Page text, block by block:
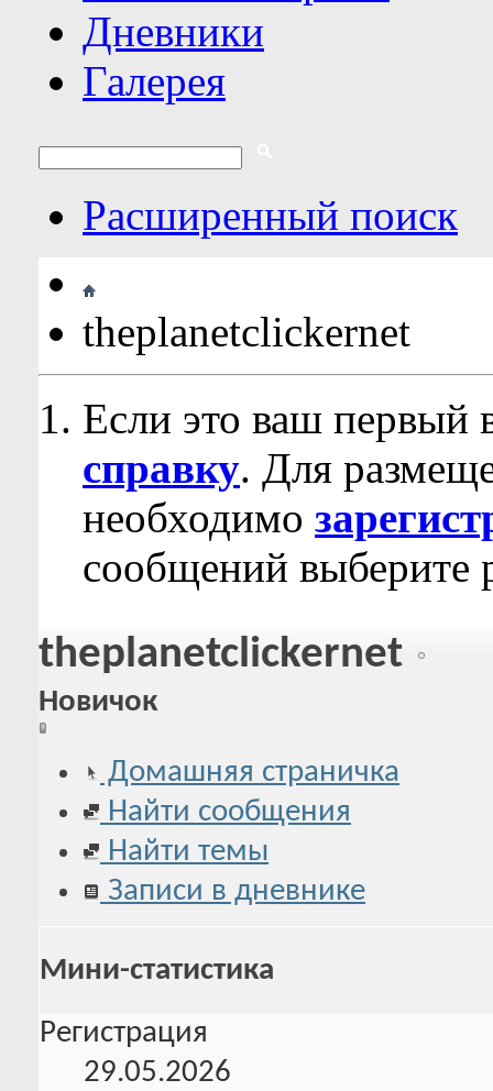
Дневники
Галерея
Расширенный поиск
theplanetclickernet
Если это ваш первый
справку. Для
необходимо
сообщений выберите
theplanetclickernet
Новичок
Домашняя страничка
Найти сообщения
Найти темы
Записи в дневнике
Мини-статистика
Регистрация
29.05.2026